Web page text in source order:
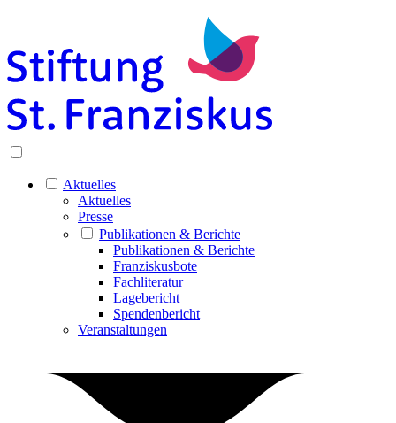
Aktuelles
Aktuelles
Presse
Publikationen & Berichte
Publikationen & Berichte
Franziskusbote
Fachliteratur
Lagebericht
Spendenbericht
Veranstaltungen